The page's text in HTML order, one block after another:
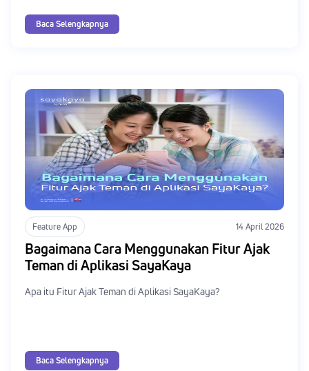
Baca Selengkapnya
Feature App 14 April 2026
Bagaimana Cara Menggunakan Fitur Ajak
Teman di Aplikasi SayaKaya
Apa itu Fitur Ajak Teman di Aplikasi SayaKaya?
Baca Selengkapnya